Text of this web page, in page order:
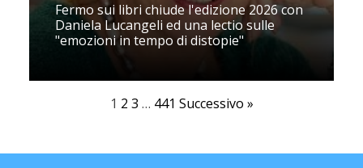
Fermo sui libri chiude l'edizione 2026 con
Daniela Lucangeli ed una lectio sulle
"emozioni in tempo di distopie"
1 2 3 … 441 Successivo »